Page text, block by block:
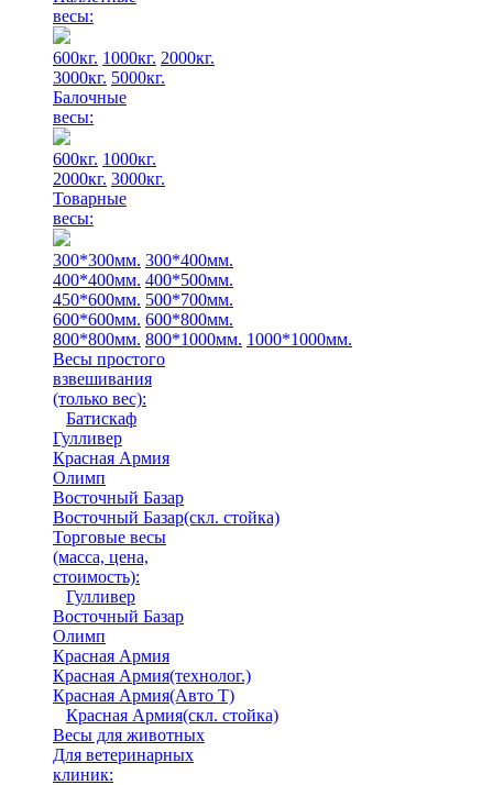
весы:
600кг. 1000кг. 2000кг.
3000кг. 5000кг.
Балочные
весы:
600кг. 1000кг.
2000кг. 3000кг.
Товарные
весы:
300*300мм. 300*400мм.
400*400мм. 400*500мм.
450*600мм. 500*700мм.
600*600мм. 600*800мм.
800*800мм. 800*1000мм. 1000*1000мм.
Весы простого
взвешивания
(только вес):
Батискаф
Гулливер
Красная Армия
Олимп
Восточный Базар
Восточный Базар(скл. стойка)
Торговые весы
(масса, цена,
стоимость):
Гулливер
Восточный Базар
Олимп
Красная Армия
Красная Армия(технолог.)
Красная Армия(Авто Т)
Красная Армия(скл. стойка)
Весы для животных
Для ветеринарных
клиник: